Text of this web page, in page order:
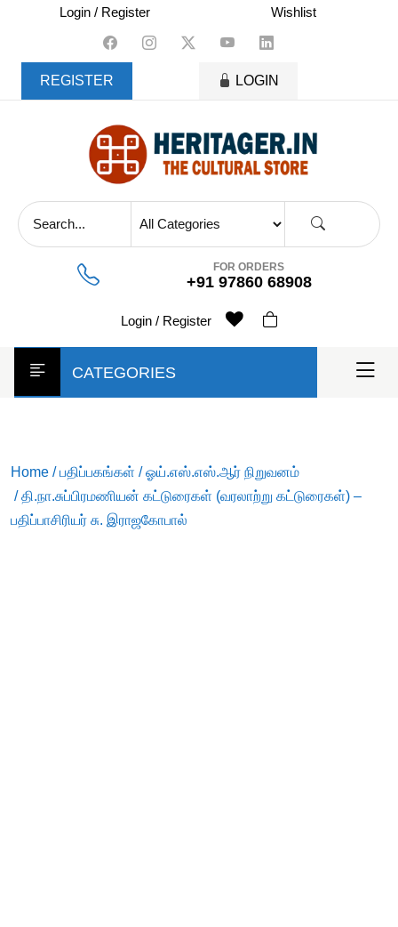
content
Login / Register Wishlist
REGISTER LOGIN
FOR ORDERS
+91 97860 68908
Login / Register
CATEGORIES
Home /பதிப்பகங்கள் /ஓய்.எஸ்.எஸ்.ஆர் நிறுவனம்
/ தி.நா.சுப்பிரமணியன் கட்டுரைகள் (வரலாற்று கட்டுரைகள்) –
பதிப்பாசிரியர் சு. இராஜகோபால்